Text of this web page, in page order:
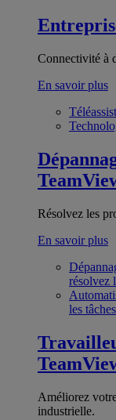
Connectivité à
En savoir plus
Résolvez les
En savoir plus
résolvez
les
Améliorez
industrielle.